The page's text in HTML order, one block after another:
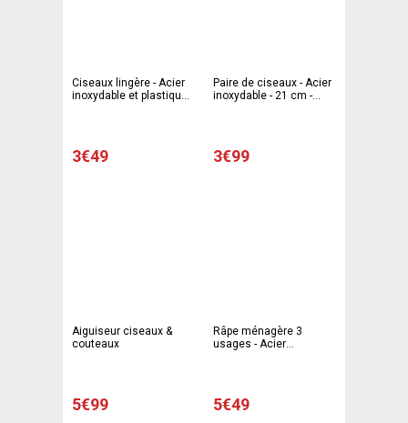
Ciseaux lingère - Acier
inoxydable et plastique -
3€49
Paire de ciseaux - Acier
inoxydable - 21 cm -
3€99
Aiguiseur ciseaux &
couteaux
5€99
Râpe ménagère 3
usages - Acier
5€49